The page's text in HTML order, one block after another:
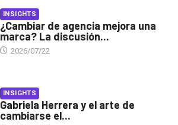
INSIGHTS
¿Cambiar de agencia mejora una
marca? La discusión...
2026/07/22
INSIGHTS
Gabriela Herrera y el arte de
cambiarse el...